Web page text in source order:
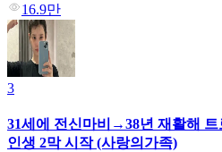
16.9만
3
31세에 전신마비→38년 재활해
인생 2막 시작 (사랑의가족)